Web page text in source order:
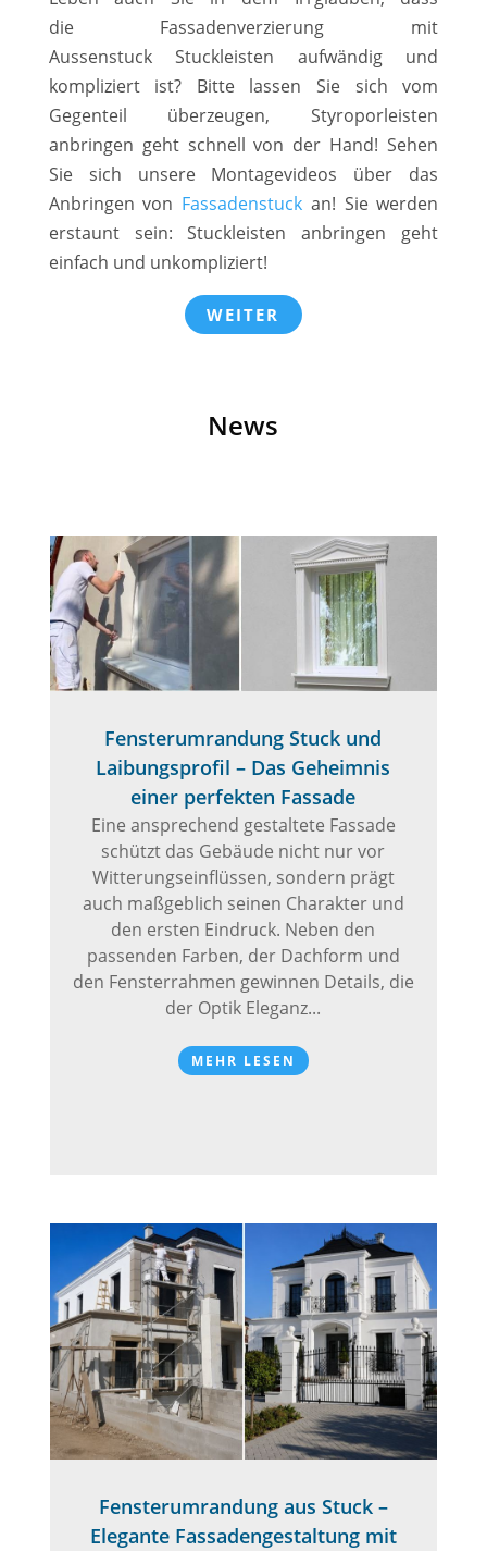
die Fassadenverzierung mit
Aussenstuck Stuckleisten aufwändig und
kompliziert ist? Bitte lassen Sie sich vom
Gegenteil überzeugen, Styroporleisten
anbringen geht schnell von der Hand! Sehen
Sie sich unsere Montagevideos über das
Anbringen von Fassadenstuck an! Sie werden
erstaunt sein: Stuckleisten anbringen geht
einfach und unkompliziert!
WEITER
News
Fensterumrandung Stuck und
Laibungsprofil – Das Geheimnis
einer perfekten Fassade
Eine ansprechend gestaltete Fassade
schützt das Gebäude nicht nur vor
Witterungseinflüssen, sondern prägt
auch maßgeblich seinen Charakter und
den ersten Eindruck. Neben den
passenden Farben, der Dachform und
den Fensterrahmen gewinnen Details, die
der Optik Eleganz...
MEHR LESEN
Fensterumrandung aus Stuck –
Elegante Fassadengestaltung mit